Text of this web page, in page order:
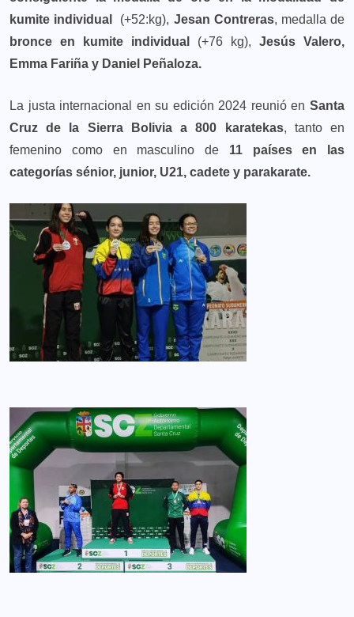
kumite individual
(+52:kg), Jesan Contreras, medalla de
bronce en kumite individual
(+76 kg), Jesús Valero,
Emma Fariña y Daniel Peñaloza.
La justa internacional en su edición 2024 reunió en Santa
Cruz de la Sierra Bolivia a 800 karatekas, tanto en
femenino como en masculino de 11 países en las
categorías sénior, junior, U21, cadete y parakarate.